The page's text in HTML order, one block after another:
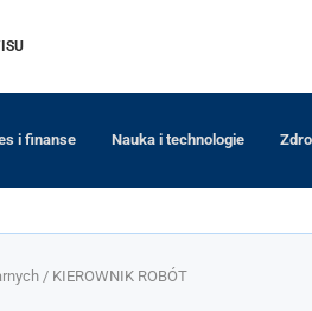
i finanse Nauka i technologie
/ KIEROWNIK ROBÓT